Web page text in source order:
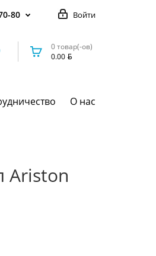
Войти
80
0 товар(-ов)
0.00
О нас
Ariston